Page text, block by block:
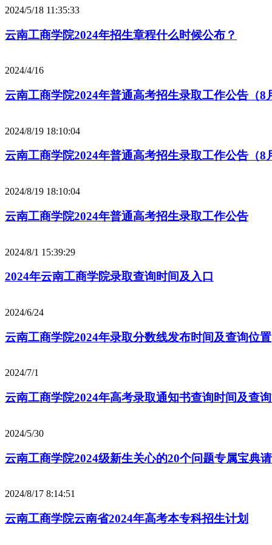
2024/5/18 11:35:33
云南工商学院2024年招生章程什么时候公布？
2024/4/16
云南工商学院2024年普通高考招生录取工作公告（8
2024/8/19 18:10:04
云南工商学院2024年普通高考招生录取工作公告（8
2024/8/19 18:10:04
云南工商学院2024年普通高考招生录取工作公告
2024/8/1 15:39:29
2024年云南工商学院录取查询时间及入口
2024/6/24
云南工商学院2024年录取分数线发布时间及查询位置
2024/7/1
云南工商学院2024年高考录取通知书查询时间及查
2024/5/30
云南工商学院2024级新生关心的20个问题专属宝典请
2024/8/17 8:14:51
云南工商学院云南省2024年高考本专科招生计划